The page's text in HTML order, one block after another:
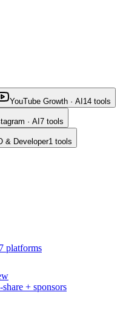
YouTube Growth · AI 14 tools
· AI 7 tools
& Developer1 tools
platforms
+ sponsors